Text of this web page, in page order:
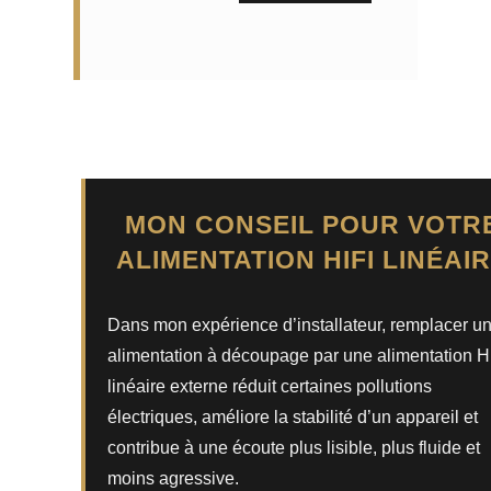
MON CONSEIL POUR
ALIMENTATION HIFI
Dans mon expérience d’installateur, remplacer
alimentation à découpage par une alimentation
linéaire externe réduit certaines pollutions
électriques, améliore la stabilité d’un appareil et
contribue à une écoute plus lisible, plus fluide et
moins agressive.